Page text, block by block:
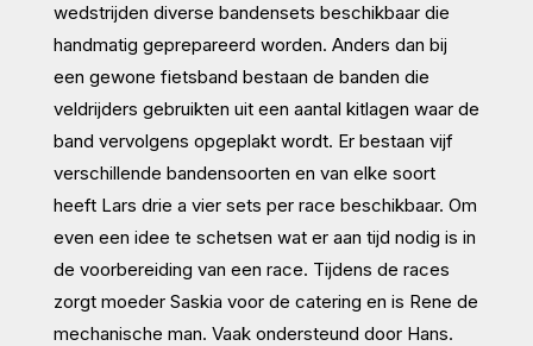
wedstrijden diverse bandensets beschikbaar die
handmatig geprepareerd worden. Anders dan bij
een gewone fietsband bestaan de banden die
veldrijders gebruikten uit een aantal kitlagen waar de
band vervolgens opgeplakt wordt. Er bestaan vijf
verschillende bandensoorten en van elke soort
heeft Lars drie a vier sets per race beschikbaar. Om
even een idee te schetsen wat er aan tijd nodig is in
de voorbereiding van een race. Tijdens de races
zorgt moeder Saskia voor de catering en is Rene de
mechanische man. Vaak ondersteund door Hans.